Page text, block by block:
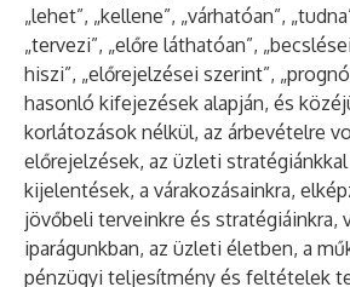
„lehet”, „kellene”, „várhatóan”,
„tervezi”, „előre láthatóan”,
hiszi”, „előrejelzései szerint”,
hasonló kifejezések alapján, és
korlátozások nélkül, az árbevételre
előrejelzések, az üzleti
kijelentések, a várakozásainkra,
jövőbeli terveinkre és stratégiáinkra,
iparágunkban, az üzleti életben, a
pénzügyi teljesítmény és feltételek